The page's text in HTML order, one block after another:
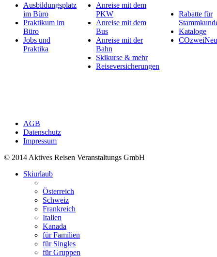
Ausbildungsplatz
im Büro
Praktikum im
Büro
Jobs und
Praktika
Anreise mit dem
PKW
Anreise mit dem
Bus
Anreise mit der
Bahn
Skikurse & mehr
Reiseversicherungen
Rabatte für
Kataloge
AGB
Datenschutz
Impressum
© 2014 Aktives Reisen Veranstaltungs GmbH
Skiurlaub
Österreich
Schweiz
Frankreich
Italien
Kanada
für Familien
für Singles
für Gruppen